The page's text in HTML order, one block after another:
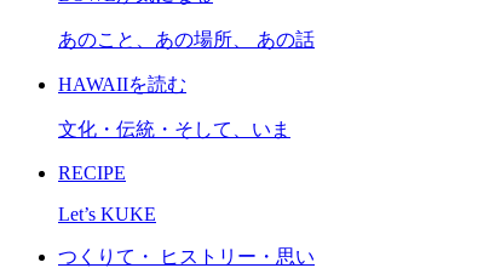
あのこと、あの場所、 あの話
HAWAIIを読む
文化・伝統・そして、いま
RECIPE
Let’s KUKE
つくりて・ ヒストリー・思い